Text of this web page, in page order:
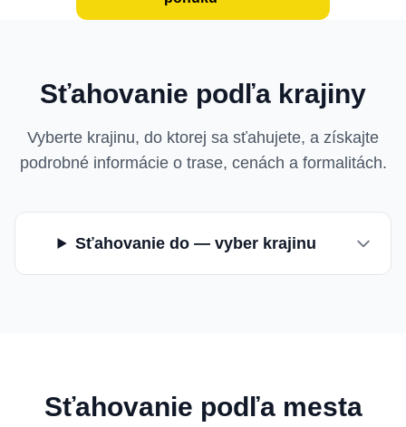
Sťahovanie podľa krajiny
Vyberte krajinu, do ktorej sa sťahujete, a získajte
podrobné informácie o trase, cenách a formalitách.
Sťahovanie do — vyber krajinu
Sťahovanie podľa mesta